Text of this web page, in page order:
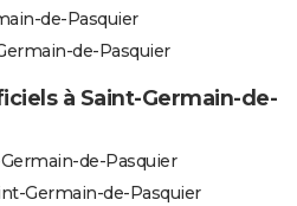
de-Pasquier
de-Pasquier
à Saint-Germain-de-
de-Pasquier
Germain-de-Pasquier